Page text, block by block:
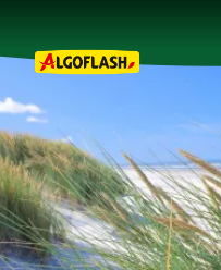
Nos produits
Conseils